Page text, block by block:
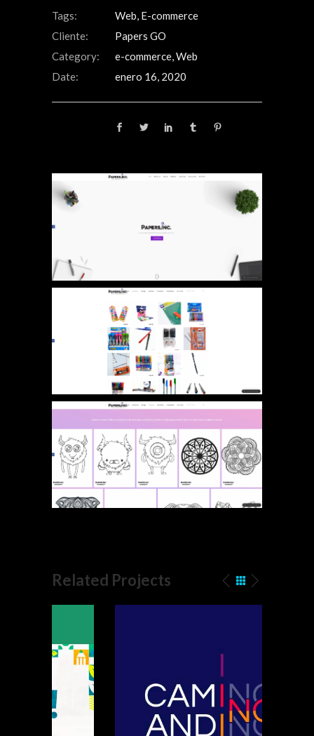
Tags:
Web, E-commerce
Cliente:
Papers GO
Category:
e-commerce, Web
Date:
enero 16, 2020
Related Projects
Branding, web CAMINOS
ANDINOS
Diseño de impresos/Diseño de patrones/
Diseño gráfico/Logo/Web